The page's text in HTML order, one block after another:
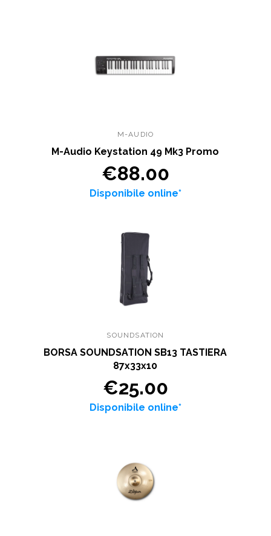
M-AUDIO
M-Audio Keystation 49 Mk3 Promo
€88.00
Disponibile online*
SOUNDSATION
BORSA SOUNDSATION SB13 TASTIERA
87x33x10
€25.00
Disponibile online*